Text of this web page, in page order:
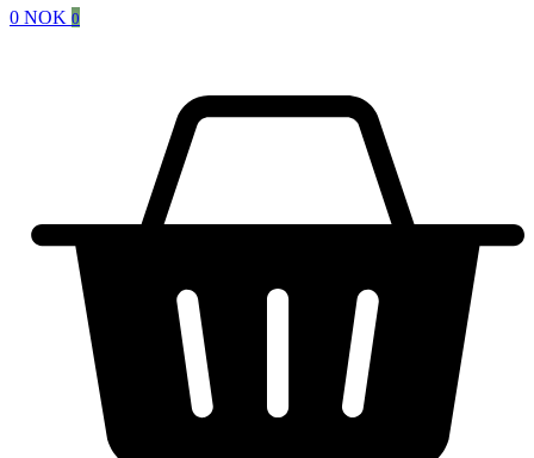
0 NOK 0